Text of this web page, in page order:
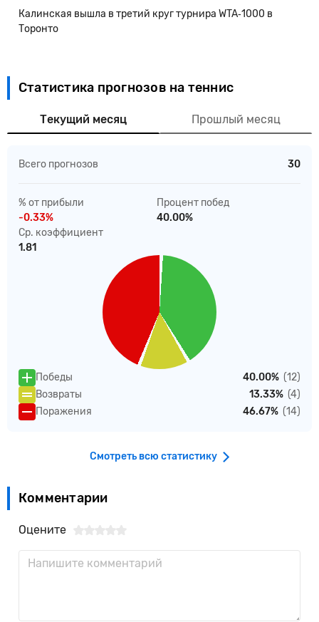
Калинская вышла в третий круг турнира WTA‑1000 в
Торонто
Статистика прогнозов на теннис
Текущий месяц Прошлый месяц
Всего прогнозов 30
% от прибыли
-0.33%
Процент побед
40.00%
Ср. коэффициент
1.81
Победы 40.00% (12)
Возвраты
13.33% (4)
Поражения
46.67% (14)
Смотреть всю статистику
Комментарии
Оцените